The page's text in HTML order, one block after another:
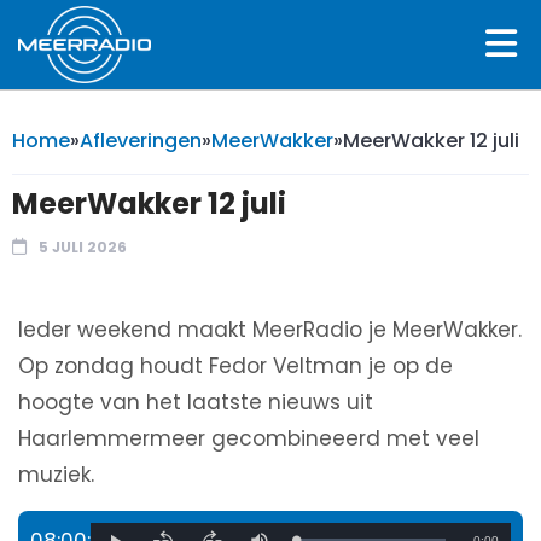
Home»Afleveringen»MeerWakker»MeerWakker 12 juli
MeerWakker 12 juli
5 JULI 2026
Ieder weekend maakt MeerRadio je MeerWakker.
Op zondag houdt Fedor Veltman je op de
hoogte van het laatste nieuws uit
Haarlemmermeer gecombineeerd met veel
muziek.